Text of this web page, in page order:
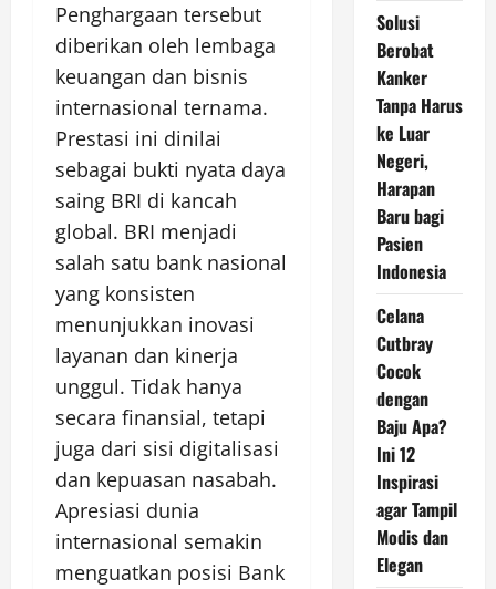
Penghargaan tersebut
diberikan oleh lembaga
keuangan dan bisnis
internasional ternama.
Prestasi ini dinilai
sebagai bukti nyata daya
saing BRI di kancah
global. BRI menjadi
salah satu bank nasional
yang konsisten
menunjukkan inovasi
layanan dan kinerja
unggul. Tidak hanya
secara finansial, tetapi
juga dari sisi digitalisasi
dan kepuasan nasabah.
Apresiasi dunia
internasional semakin
menguatkan posisi Bank
Solusi
Berobat
Kanker
Tanpa Harus
ke Luar
Negeri,
Harapan
Baru bagi
Pasien
Indonesia
Celana
Cutbray
Cocok
dengan
Baju Apa?
Ini 12
Inspirasi
agar Tampil
Modis dan
Elegan